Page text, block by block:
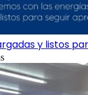
y listos